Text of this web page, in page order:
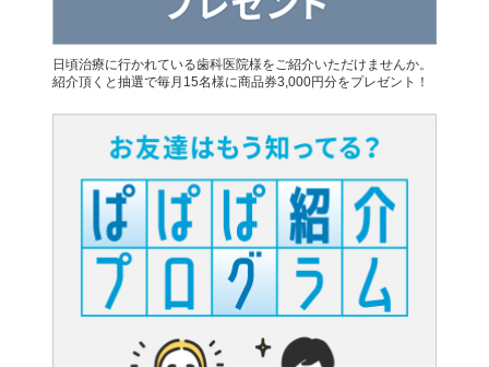
日頃治療に行かれている歯科医院様をご紹介いただけませんか。
紹介頂くと抽選で毎月15名様に商品券3,000円分をプレゼント！